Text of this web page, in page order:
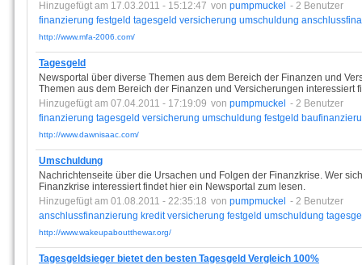
Hinzugefügt am 17.03.2011 - 15:12:47 von pumpmuckel
- 2 Benutzer
finanzierung festgeld tagesgeld versicherung umschuldung
http://www.mfa-2006.com/
Tagesgeld
Newsportal über diverse Themen aus dem Bereich der Finanzen und
Themen aus dem Bereich der Finanzen und Versicherungen interessiert
Hinzugefügt am 07.04.2011 - 17:19:09 von pumpmuckel
- 2 Benutzer
finanzierung tagesgeld versicherung umschuldung festgeld
http://www.dawnisaac.com/
Umschuldung
Nachrichtenseite über die Ursachen und Folgen der Finanzkrise. Wer
Finanzkrise interessiert findet hier ein Newsportal zum lesen.
Hinzugefügt am 01.08.2011 - 22:35:18 von pumpmuckel
- 2 Benutzer
anschlussfinanzierung kredit versicherung festgeld umschuldung
http://www.wakeupaboutthewar.org/
Tagesgeldsieger bietet den besten Tagesgeld Vergleich 100%